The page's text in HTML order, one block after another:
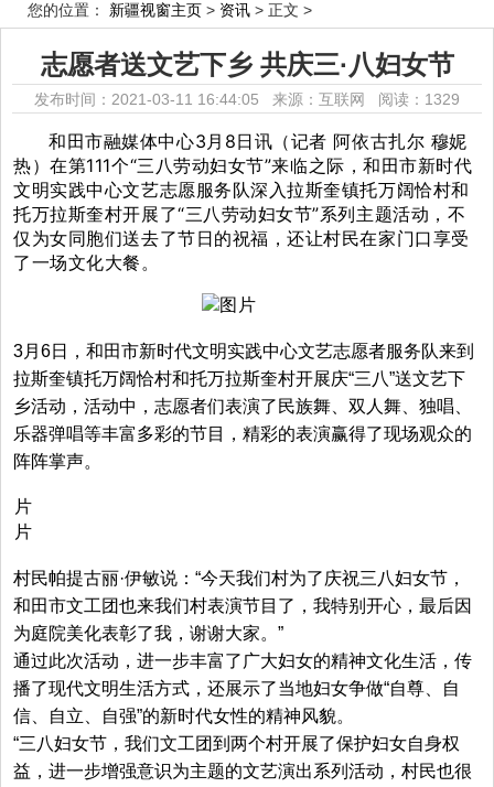
您的位置： 新疆视窗主页 > 资讯 > 正文 >
志愿者送文艺下乡 共庆三·八妇女节
发布时间：2021-03-11 16:44:05 来源：互联网 阅读：1329
和田市融媒体中心3月8日讯（记者 阿依古扎尔 穆妮
热）在第111个“三八劳动妇女节”来临之际，和田市新时代
文明实践中心文艺志愿服务队深入拉斯奎镇托万阔恰村和
托万拉斯奎村开展了“三八劳动妇女节”系列主题活动，不
仅为女同胞们送去了节日的祝福，还让村民在家门口享受
了一场文化大餐。
3月6日，和田市新时代文明实践中心文艺志愿者服务队来到
拉斯奎镇托万阔恰村和托万拉斯奎村开展庆“三八”送文艺下
乡活动，活动中，志愿者们表演了民族舞、双人舞、独唱、
乐器弹唱等丰富多彩的节目，精彩的表演赢得了现场观众的
阵阵掌声。
村民帕提古丽·伊敏说：“今天我们村为了庆祝三八妇女节，
和田市文工团也来我们村表演节目了，我特别开心，最后因
为庭院美化表彰了我，谢谢大家。”
通过此次活动，进一步丰富了广大妇女的精神文化生活，传
播了现代文明生活方式，还展示了当地妇女争做“自尊、自
信、自立、自强”的新时代女性的精神风貌。
“三八妇女节，我们文工团到两个村开展了保护妇女自身权
益，进一步增强意识为主题的文艺演出系列活动，村民也很